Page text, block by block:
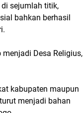
sejumlah titik,
bahkan berhasil
Desa Religius,
kabupaten maupun
menjadi bahan